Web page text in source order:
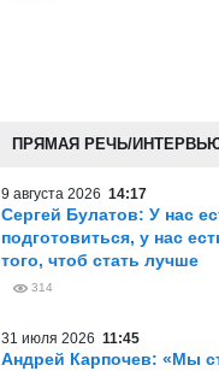
ПРЯМАЯ РЕЧЬ/
9 августа 2026 14:17
Сергей Булатов: У нас
подготовиться, у нас
того, чтоб стать лучше
314
31 июля 2026 11:45
Андрей Карпочев: «Мы